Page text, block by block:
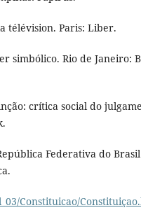
télévision. Paris: Liber.
simbólico. Rio de Janeiro:
crítica social do
Federativa do
Constituicao/